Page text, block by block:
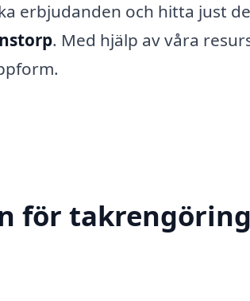
erbjudanden och hitta just
. Med hjälp av våra
för